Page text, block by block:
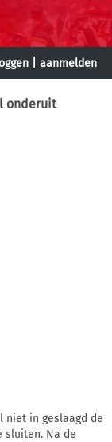
aanmelden
onderuit
niet in geslaagd de
sluiten. Na de